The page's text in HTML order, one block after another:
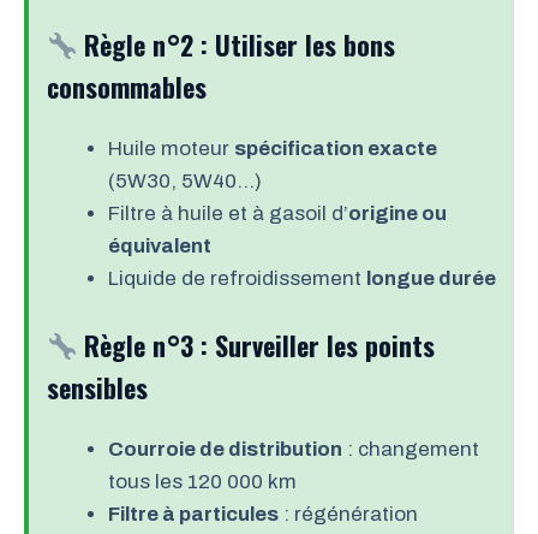
Règle n°2 : Utiliser les bons
consommables
Huile moteur spécification exacte
(5W30, 5W40…)
Filtre à huile et à gasoil d’origine ou
équivalent
Liquide de refroidissement longue durée
Règle n°3 : Surveiller les points
sensibles
Courroie de distribution : changement
tous les 120 000 km
Filtre à particules : régénération